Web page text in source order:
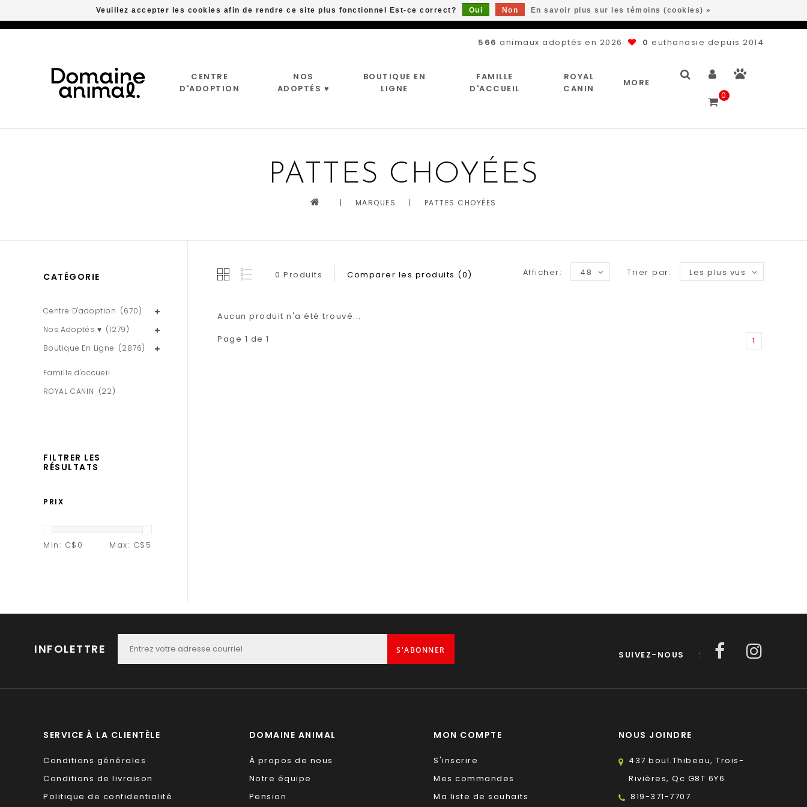
566 animaux adoptés en 2026 0 euthanasie depuis 2014
CENTRE
D'ADOPTION
NOS
ADOPTÉS ♥
BOUTIQUE EN
LIGNE
FAMILLE
D'ACCUEIL
ROYAL
CANIN
MORE
0
PATTES CHOYÉES
| MARQUES | PATTES CHOYÉES
CATÉGORIE
Centre D'adoption (670)
Nos Adoptés ♥ (1279)
Boutique En Ligne (2876)
Famille d'accueil
ROYAL CANIN (22)
FILTRER LES
RÉSULTATS
PRIX
Min: C$ 0 Max: C$ 5
0 Produits Comparer les produits (0) Trier par: Les plus vus
Afficher: 48
Aucun produit n'a été trouvé...
Page 1 de 1
1
INFOLETTRE S'ABONNER SUIVEZ-NOUS :
SERVICE À LA CLIENTÈLE
Conditions générales
Conditions de livraison
Politique de confidentialité
DOMAINE ANIMAL
À propos de nous
Notre équipe
Pension
MON COMPTE
S'inscrire
Mes commandes
Ma liste de souhaits
NOUS JOINDRE
437 boul.Thibeau, Trois-
Rivières, Qc G8T 6Y6
819-371-7707
Veuillez accepter les cookies afin de rendre ce site plus fonctionnel Est-ce correct? Oui Non En savoir plus sur les témoins (cookies) »
Livraison gratuite à partir de 89$*